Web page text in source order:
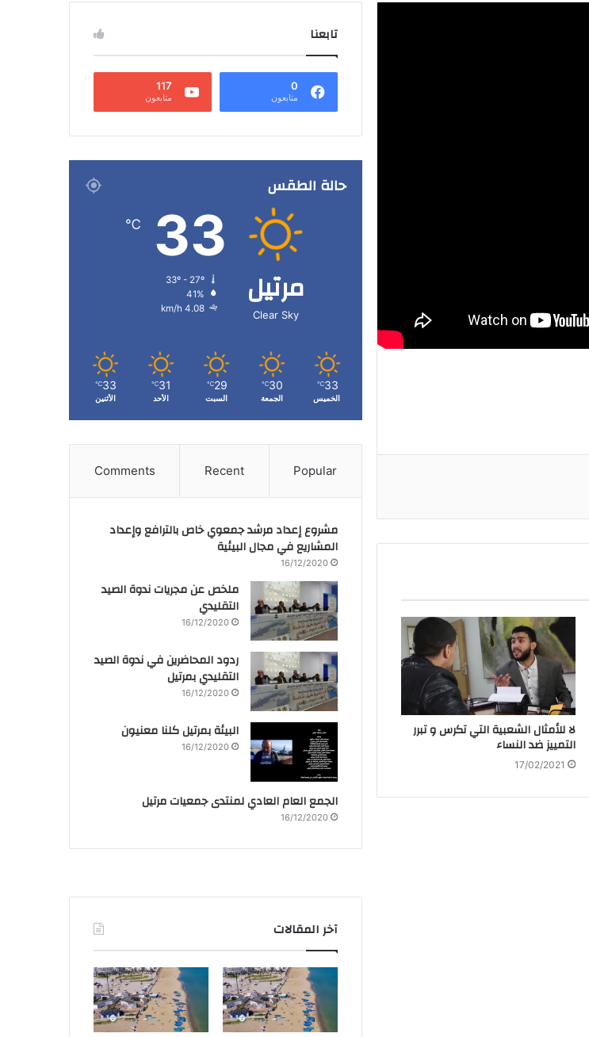
لا للأمثال الشعبية التي تكرس و تبرر
التمييز ضد النساء
17/02/2021
تابعنا
0
متابعون
117
متابعون
حالة الطقس
مرتيل
Clear Sky
33
℃
41%
4.08 km/h
33
℃
الخميس
30
℃
الجمعة
29
℃
السبت
31
℃
الأحد
33
℃
الأثنين
Popular
Recent
Comments
مشروع إعداد مرشد جمعوي خاص بالترافع وإعداد
المشاريع في مجال البيئية
16/12/2020
ملخص عن مجريات ندوة الصيد
التقليدي
16/12/2020
ردود المحاضرين في ندوة الصيد
التقليدي بمرتيل
16/12/2020
البيئة بمرتيل كلنا معنيون
16/12/2020
الجمع العام العادي لمنتدى جمعيات مرتيل
16/12/2020
آخر المقالات